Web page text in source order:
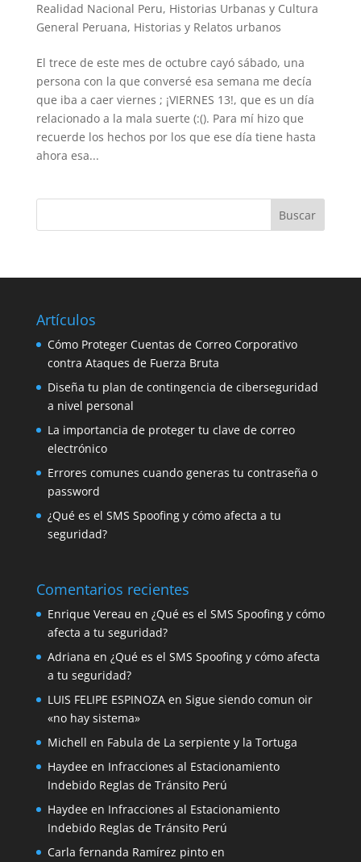
Realidad Nacional Peru, Historias Urbanas y Cultura
General Peruana, Historias y Relatos urbanos
El trece de este mes de octubre cayó sábado, una
persona con la que conversé esa semana me decía
que iba a caer viernes ; ¡VIERNES 13!, que es un día
relacionado a la mala suerte (:(). Para mí hizo que
recuerde los hechos por los que ese día tiene hasta
ahora esa...
Artículos
Cómo Proteger Cuentas de Correo Corporativo
contra Ataques de Fuerza Bruta
Diseña tu plan de contingencia de ciberseguridad
a nivel personal
La importancia de proteger tu clave de correo
electrónico
Errores comunes cuando generas tu contraseña o
password
¿Qué es el SMS Spoofing y cómo afecta a tu
seguridad?
Comentarios recientes
Enrique Vereau en ¿Qué es el SMS Spoofing y cómo
afecta a tu seguridad?
Adriana en ¿Qué es el SMS Spoofing y cómo afecta
a tu seguridad?
LUIS FELIPE ESPINOZAen Sigue siendo comun oir
«no hay sistema»
Michell en Fabula de La serpiente y la Tortuga
Haydeeen Infracciones al Estacionamiento
Indebido Reglas de Tránsito Perú
Haydeeen Infracciones al Estacionamiento
Indebido Reglas de Tránsito Perú
Carla fernanda Ramírez pintoen